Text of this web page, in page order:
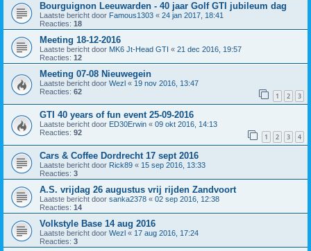
Bourguignon Leeuwarden - 40 jaar Golf GTI jubileum dag
Laatste bericht door Famous1303 « 24 jan 2017, 18:41
Reacties: 18
Meeting 18-12-2016
Laatste bericht door MK6 Jt-Head GTI « 21 dec 2016, 19:57
Reacties: 12
Meeting 07-08 Nieuwegein
Laatste bericht door Wezl « 19 nov 2016, 13:47
Reacties: 62 1 2 3
GTI 40 years of fun event 25-09-2016
Laatste bericht door ED30Erwin « 09 okt 2016, 14:13
Reacties: 92 1 2 3 4
Cars & Coffee Dordrecht 17 sept 2016
Laatste bericht door Rick89 « 15 sep 2016, 13:33
Reacties: 3
A.S. vrijdag 26 augustus vrij rijden Zandvoort
Laatste bericht door sanka2378 « 02 sep 2016, 12:38
Reacties: 14
Volkstyle Base 14 aug 2016
Laatste bericht door Wezl « 17 aug 2016, 17:24
Reacties: 3